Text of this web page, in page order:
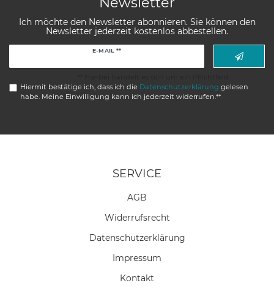
Ich möchte den Newsletter abonnieren. Sie können den
Newsletter jederzeit kostenlos abbestellen.
E-MAIL **
Hiermit bestätige ich, dass ich die Daten­schutz­erklärung gelesen
habe. Meine Einwilligung kann ich jederzeit widerrufen.**
SERVICE
AGB
Widerrufs­recht
Daten­schutz­erklärung
Impressum
Kontakt